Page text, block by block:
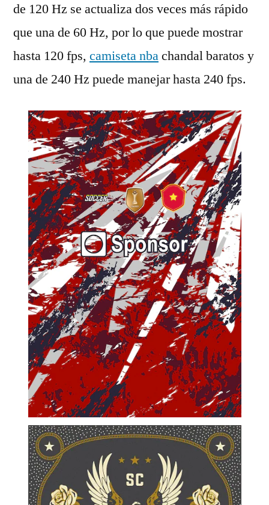
de 120 Hz se actualiza dos veces más rápido
que una de 60 Hz, por lo que puede mostrar
hasta 120 fps, camiseta nbachandal baratos y
una de 240 Hz puede manejar hasta 240 fps.